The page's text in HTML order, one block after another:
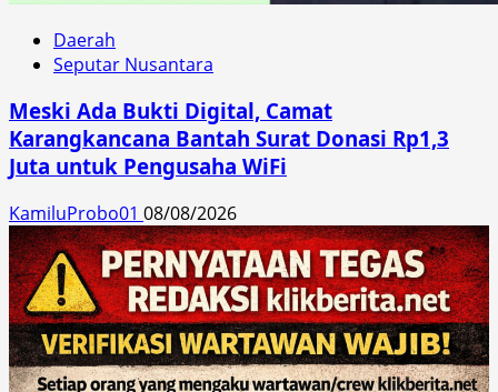
Daerah
Seputar Nusantara
Meski Ada Bukti Digital, Camat
Karangkancana Bantah Surat Donasi Rp1,3
Juta untuk Pengusaha WiFi
KamiluProbo01 08/08/2026